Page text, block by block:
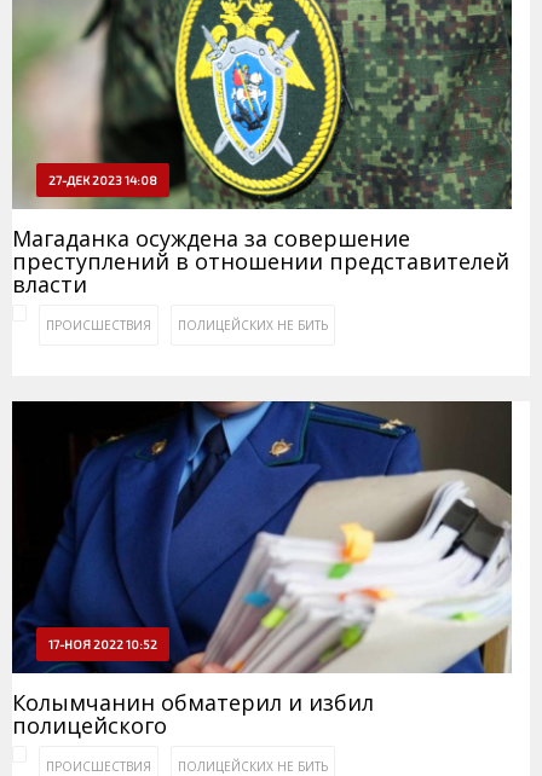
27-ДЕК 2023 14:08
Магаданка осуждена за совершение
преступлений в отношении представителей
власти
ПРОИСШЕСТВИЯ ПОЛИЦЕЙСКИХ НЕ БИТЬ
17-НОЯ 2022 10:52
Колымчанин обматерил и избил
полицейского
ПРОИСШЕСТВИЯ ПОЛИЦЕЙСКИХ НЕ БИТЬ